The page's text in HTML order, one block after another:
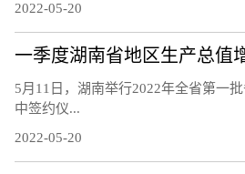
2022-05-20
5月11日，湖南举行2022年全省第一
中签约仪...
2022-05-20